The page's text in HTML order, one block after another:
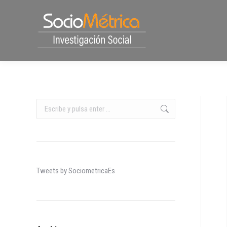
Buscar:
Tweets by SociometricaEs